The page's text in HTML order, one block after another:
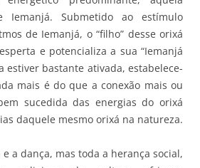
Iemanjá. Submetido ao estímulo
de Iemanjá, o “filho” desse orixá
e potencializa a sua “Iemanjá
estiver bastante ativada, estabelece-
mais é do que a conexão mais ou
sucedida das energias do orixá
daquele mesmo orixá na natureza.
a dança, mas toda a herança social,